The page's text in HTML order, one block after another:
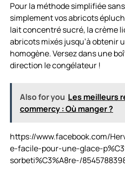
Pour la méthode simplifiée
simplement vos abricots
lait concentré sucré, la crème
abricots mixés jusqu’à obtenir
homogène. Versez dans une
direction le congélateur !
Also for you Les meilleurs
commercy : Où manger ?
https://www.facebook.com/
e-facile-pour-une-glace-
sorbeti%C3%A8re-/